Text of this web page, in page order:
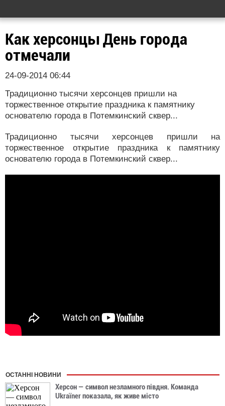
Как херсонцы День города
отмечали
24-09-2014 06:44
Традиционно тысячи херсонцев пришли на
торжественное открытие праздника к памятнику
основателю города в Потемкинский сквер...
Традиционно тысячи херсонцев пришли на
торжественное открытие праздника к памятнику
основателю города в Потемкинский сквер...
ОСТАННІ НОВИНИ
Херсон — символ незламного півдня. Команда
Ukraїner показала, як живе місто